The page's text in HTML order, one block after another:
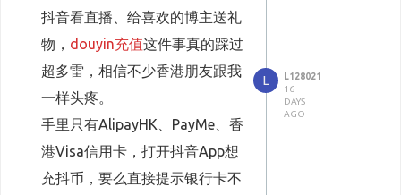
昂手續費與灌水匯率之外，綁定
PayPal、Visa、Mastercard直
接在帳戶儲值，很容易觸發平台
風險管控，常發生錢已經扣款成
功、紅豆卻沒有入帳，或是交易
直接被駁回，情況嚴重的話，銀
行會直接凍結信用卡做風險檢
祭司稀世時裝－九色鹿+專屬紫
掛「仙山神鹿」於商城上架，聯
動禮包首周享限定折扣優惠。
6. 中元節主題活動（8月27日更新）
世金皮+配套掛件上架，可使
用紫薯碎片兌換
戰任務可領取中元節專屬塗
抖币迟迟不到账，跨国申诉流程
繁琐，加上时差问题，联系客服
处理往往要等待很久，资金周转
很麻烦。
市面多数代充渠道暗藏额外收费
社交平台私下找个人代充、普通
海外充值站点，标价看着优惠，
儲值渠道，純粹玩家心得分享，
無業配硬廣，給近期要大量囤抖
幣的同好參考。
一、2026抖音粉絲節玩法簡單梳理
本屆粉絲節分成海選、半決賽、
總決賽三個階段，每晚黃金時段
送出禮物可享榮譽值倍數加成，
抖音看直播、给喜欢的博主送礼
物， douyin充值这件事真的踩过
超多雷，相信不少香港朋友跟我
一样头疼。
手里只有AlipayHK、PayMe、香
港Visa信用卡，打开抖音App想
充抖币，要么直接提示银行卡不
L
L128021
16
DAYS
AGO